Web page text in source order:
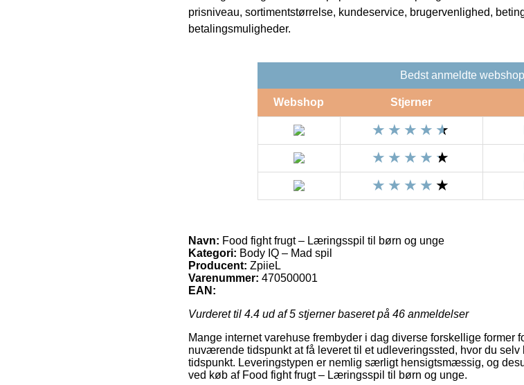
prisniveau, sortimentstørrelse, kundeservice, brugervenlighed,
betalingsmuligheder.
Bedst anmeldte
Webshop Stjerner
Navn: Food fight frugt – Læringsspil til børn og unge
Kategori: Body IQ – Mad spil
Producent: ZpiieL
Varenummer: 470500001
EAN:
Vurderet til 4.4 ud af 5 stjerner baseret på 46 anmeldelser
Mange internet varehuse frembyder i dag diverse forskellige former
nuværende tidspunkt at få leveret til et udleveringssted, hvor du
tidspunkt. Leveringstypen er nemlig særligt hensigtsmæssig, og
ved køb af Food fight frugt – Læringsspil til børn og unge.